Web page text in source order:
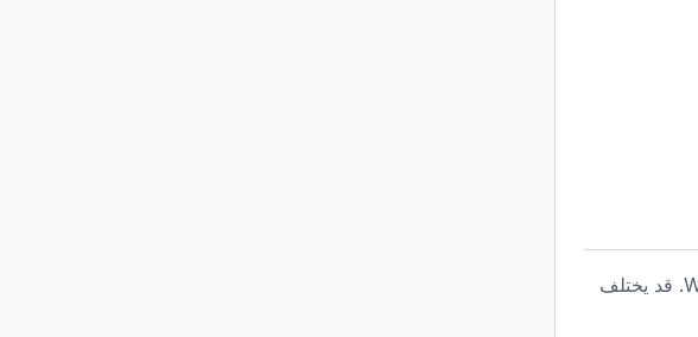
يسرد MultiBank Group المنصات التالية: MetaTrader 4 (MT4), MetaTrader 5 (MT5) و Web Platform. قد يختلف